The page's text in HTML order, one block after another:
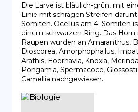
Die Larve ist bläulich-grün, mit
Linie mit schrägen Streifen
Somiten. Ocellus am 4. Somiten
einem schwarzen Ring. Das Horn
Raupen wurden an Amaranthus,
Dioscorea, Amorphophallus,
Arathis, Boerhavia, Knoxia,
Pongamia, Spermacoce,
Camellia nachgewiesen.